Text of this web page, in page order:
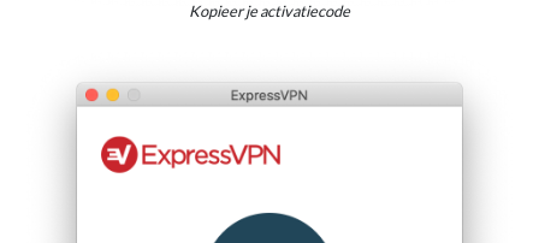
Kopieer je activatiecode